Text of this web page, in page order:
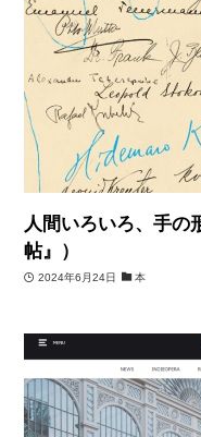
人間いろいろ、手の
帖』）
2024年6月24日 本